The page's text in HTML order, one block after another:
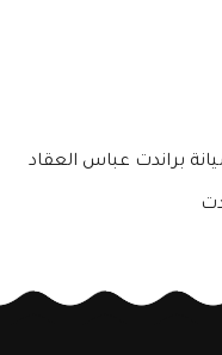
براندت عباس العقاد